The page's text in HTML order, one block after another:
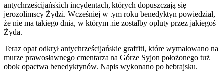
antychrześcijańskich incydentach, których dopuszczają się
jerozolimscy Żydzi. Wcześniej w tym roku benedyktyn powiedział,
że nie ma takiego dnia, w którym nie zostałby opluty przez jakiegoś
Żyda.
Teraz opat odkrył antychrześcijańskie graffiti, które wymalowano na
murze prawosławnego cmentarza na Górze Syjon położonego tuż
obok opactwa benedyktynów. Napis wykonano po hebrajsku.